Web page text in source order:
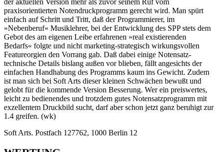
praxisorientierten Notendruckprogramm gerecht wird. Man spürt
einfach auf Schritt und Tritt, daß der Programmierer, im
»Nebenberuf« Musiklehrer, bei der Entwicklung des SPP stets dem
Gebot des am eigenen Leibe erfahrenen »real existierenden
Bedarfs« folgte und nicht marketing-strategisch wirkungsvollen
Featureorgien den Vorrang gab. Daß dabei einige Notensatz-
technische Details bislang außen vor blieben, fällt angesichts der
einfachen Handhabung des Programms kaum ins Gewicht. Zudem
ist man sich bei Soft Arts dieser kleinen Schwächen bewußt und
gelobt für die kommende Version Besserung. Wer ein preiswertes,
leicht zu bedienendes und trotzdem gutes Notensatzprogramm mit
exzellentem Druckbild sucht, darf aber schon jetzt ganz beruhigt zur
1.4 greifen. (wk)
Soft Arts. Postfach 127762, 1000 Berlin 12